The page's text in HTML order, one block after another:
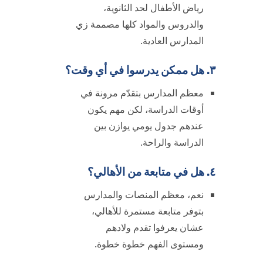
رياض الأطفال لحد الثانوية،
والدروس والمواد كلها مصممة زي
المدارس العادية.
٣. هل ممكن يدرسوا في أي وقت؟
معظم المدارس بتقدّم مرونة في
أوقات الدراسة، لكن مهم يكون
عندهم جدول يومي يوازن بين
الدراسة والراحة.
٤. هل في متابعة من الأهالي؟
نعم، معظم المنصات والمدارس
بتوفر متابعة مستمرة للأهالي،
عشان يعرفوا تقدم ولادهم
ومستوى الفهم خطوة خطوة.